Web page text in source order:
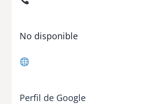
No disponible
Perfil de Google